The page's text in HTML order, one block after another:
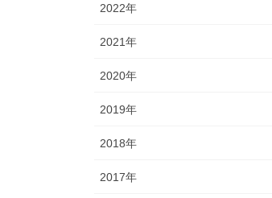
2022年
2021年
2020年
2019年
2018年
2017年